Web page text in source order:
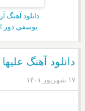
دانلود آهنگ
یوسفی دور
دانلود آهنگ
۱۷ شهریور ۱۴۰۱